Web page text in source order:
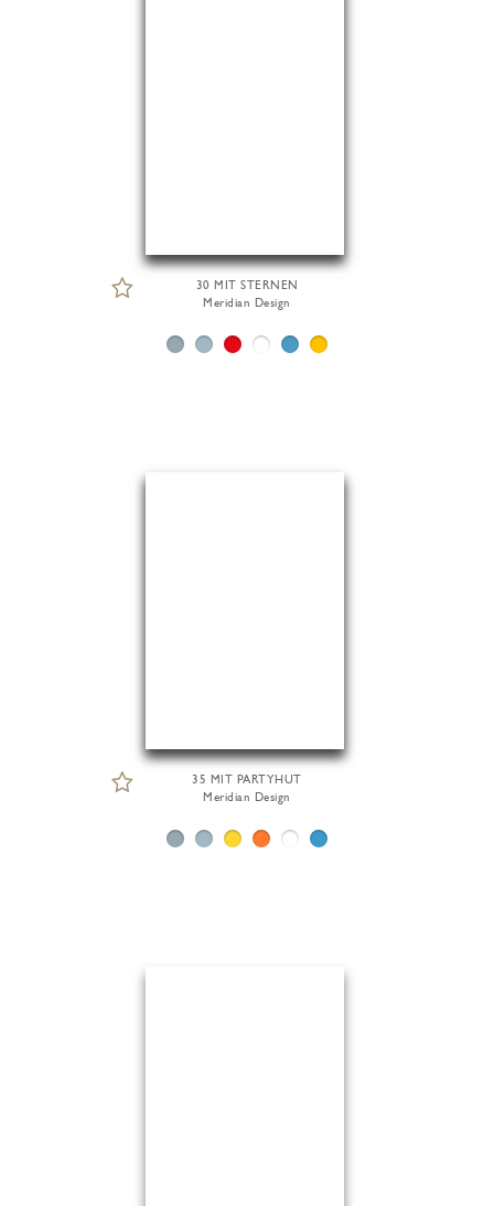
30 MIT STERNEN
Meridian Design
35 MIT PARTYHUT
Meridian Design